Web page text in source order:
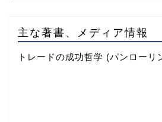
主な著書、メディア情報
トレードの成功哲学 (パンローリ